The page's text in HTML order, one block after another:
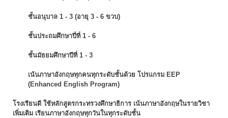
ชั้นอนุบาล 1 - 3 (อายุ 3 - 6 ขวบ)
ชั้นประถมศึกษาปี่ที่ 1 - 6
ชั้นมัธยมศึกษาปีที่ 1 - 3
เน้นภาษาอังกฤษทุกคนทุกระดับชั้นด้วย โปรแกรม EEP
(Enhanced English Program)
โรงเรียนดี ใช้หลักสูตรกระทรวงศึกษาธิการ เน้นภาษาอังกฤษในรายวิชา
เพิ่มเติม เรียนภาษาอังกฤษทุกวันในทุกระดับชั้น